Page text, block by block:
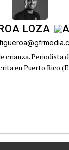
LOZA
crianza. Periodista
en Puerto Rico